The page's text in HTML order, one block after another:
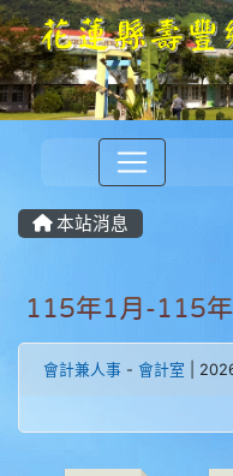
本站消息
115年1月-115
會計兼人事 - 會計室 |